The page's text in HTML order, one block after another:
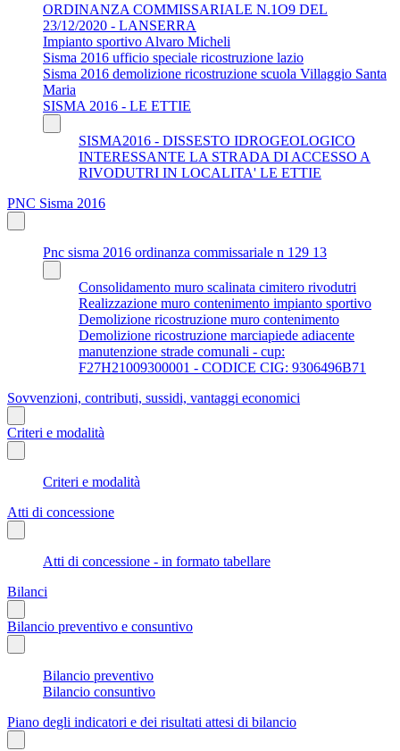
ORDINANZA COMMISSARIALE N.1O9 DEL
23/12/2020 - LANSERRA
Impianto sportivo Alvaro Micheli
Sisma 2016 ufficio speciale ricostruzione lazio
Sisma 2016 demolizione ricostruzione scuola Villaggio Santa
Maria
SISMA 2016 - LE ETTIE
SISMA2016 - DISSESTO IDROGEOLOGICO
INTERESSANTE LA STRADA DI ACCESSO A
RIVODUTRI IN LOCALITA' LE ETTIE
PNC Sisma 2016
Pnc sisma 2016 ordinanza commissariale n 129 13
Consolidamento muro scalinata cimitero rivodutri
Realizzazione muro contenimento impianto sportivo
Demolizione ricostruzione muro contenimento
Demolizione ricostruzione marciapiede adiacente
manutenzione strade comunali - cup:
F27H21009300001 - CODICE CIG: 9306496B71
Sovvenzioni, contributi, sussidi, vantaggi economici
Criteri e modalità
Criteri e modalità
Atti di concessione
Atti di concessione - in formato tabellare
Bilanci
Bilancio preventivo e consuntivo
Bilancio preventivo
Bilancio consuntivo
Piano degli indicatori e dei risultati attesi di bilancio